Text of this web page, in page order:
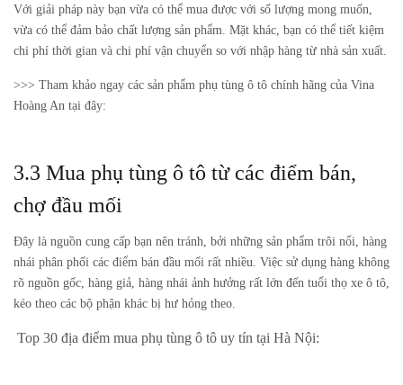
Với giải pháp này bạn vừa có thể mua được với số lượng mong muốn,
vừa có thể đảm bảo chất lượng sản phẩm. Mặt khác, bạn có thể tiết kiệm
chi phí thời gian và chi phí vận chuyển so với nhập hàng từ nhà sản xuất.
>>> Tham khảo ngay các sản phẩm phụ tùng ô tô chính hãng của Vina
Hoàng An tại đây:
3.3 Mua phụ tùng ô tô từ các điểm bán,
chợ đầu mối
Đây là nguồn cung cấp bạn nên tránh, bởi những sản phẩm trôi nổi, hàng
nhái phân phối các điểm bán đầu mối rất nhiều. Việc sử dụng hàng không
rõ nguồn gốc, hàng giả, hàng nhái ảnh hưởng rất lớn đến tuổi thọ xe ô tô,
kéo theo các bộ phận khác bị hư hỏng theo.
Top 30 địa điểm mua phụ tùng ô tô uy tín tại Hà Nội: